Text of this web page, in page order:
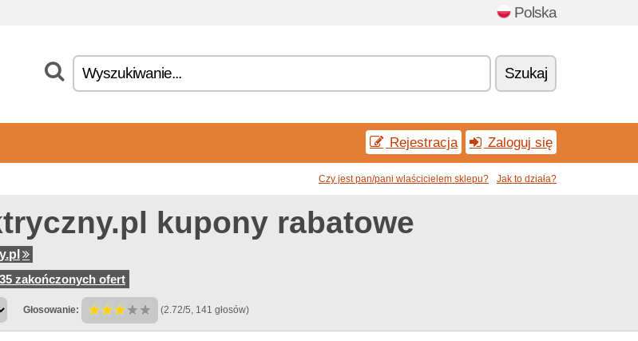
Polska
Szukaj
Rejestracja Zaloguj się
Czy jest pan/pani wlaścicielem sklepu? Jak to działa?
kupony rabatowe
35 zakończonych ofert
Głosowanie: (2.72/5, 141 głosów)